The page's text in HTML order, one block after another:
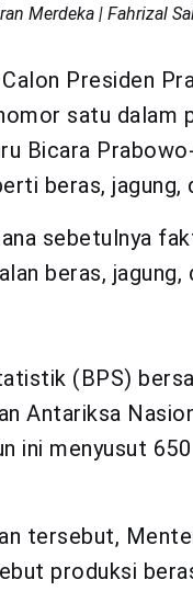
Merdeka | Fahrizal
Calon Presiden
satu dalam
Bicara
beras, jagung,
sebetulnya
beras, jagung,
(BPS)
Antariksa
ini menyusut
tersebut,
produksi